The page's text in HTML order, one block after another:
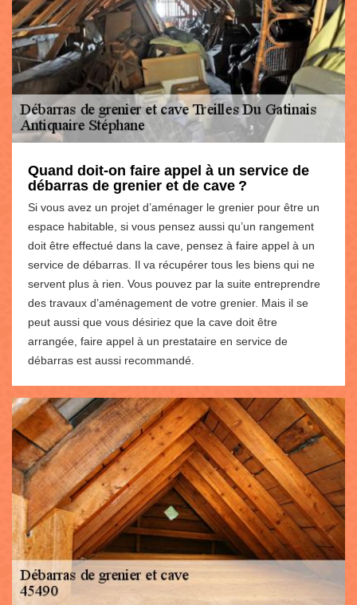
Quand doit-on faire appel à un service de
débarras de grenier et de cave ?
Si vous avez un projet d’aménager le grenier pour être un
espace habitable, si vous pensez aussi qu’un rangement
doit être effectué dans la cave, pensez à faire appel à un
service de débarras. Il va récupérer tous les biens qui ne
servent plus à rien. Vous pouvez par la suite entreprendre
des travaux d’aménagement de votre grenier. Mais il se
peut aussi que vous désiriez que la cave doit être
arrangée, faire appel à un prestataire en service de
débarras est aussi recommandé.